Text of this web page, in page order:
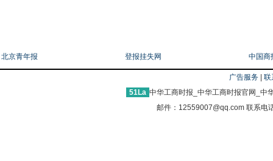
北京青年报 登报挂失网 中国商
广告服务
联
51La 中华工商时报_中华工商时报官网_中
邮件：12559007@qq.com 联系